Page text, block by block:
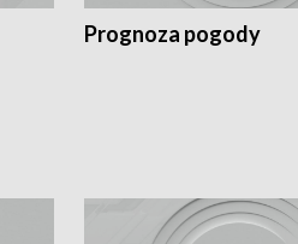
Prognoza pogody